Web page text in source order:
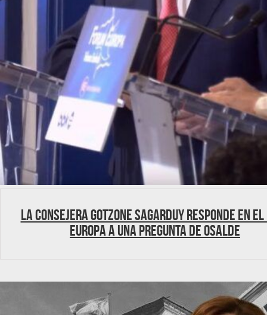
La consejera Gotzone Sagarduy responde en el
Europa a una pregunta de Osalde